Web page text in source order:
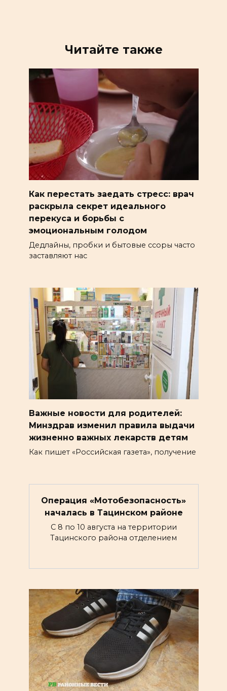
Читайте также
Как перестать заедать стресс: врач
раскрыла секрет идеального
перекуса и борьбы с
эмоциональным голодом
Дедлайны, пробки и бытовые ссоры часто
заставляют нас
Важные новости для родителей:
Минздрав изменил правила выдачи
жизненно важных лекарств детям
Как пишет «Российская газета», получение
Операция «Мотобезопасность»
началась в Тацинском районе
С 8 по 10 августа на территории
Тацинского района отделением